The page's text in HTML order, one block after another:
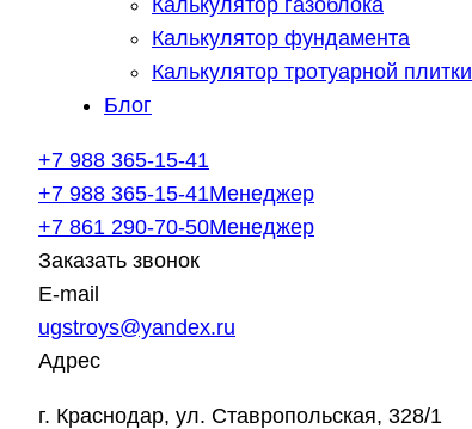
Калькулятор газоблока
Калькулятор фундамента
Калькулятор тротуарной плитки
Блог
+7 988 365-15-41
+7 988 365-15-41Менеджер
+7 861 290-70-50Менеджер
Заказать звонок
E-mail
ugstroys@yandex.ru
Адрес
г. Краснодар, ул. Ставропольская, 328/1